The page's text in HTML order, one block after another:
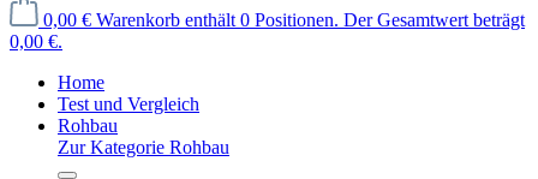
0,00 € Warenkorb enthält 0 Positionen. Der Gesamtwert beträgt
0,00 €.
Home
Test und Vergleich
Rohbau
Zur Kategorie Rohbau